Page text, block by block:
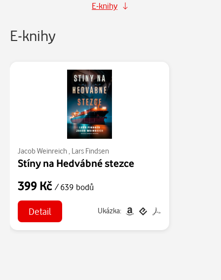
E-knihy
E-knihy
Jacob Weinreich, Lars Findsen
Stíny na Hedvábné stezce
399 Kč / 639 bodů
Detail Ukázka: